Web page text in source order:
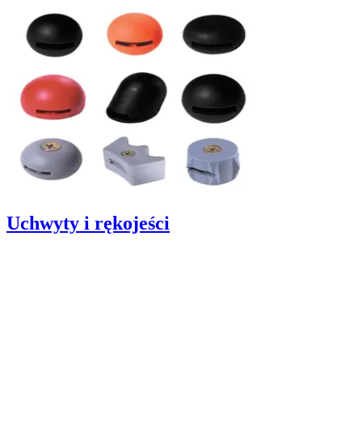
Uchwyty i rękojeści